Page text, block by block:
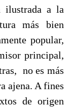
ilustrada a la
más bien
popular,
principal,
no es más
ajena. A fines
de origen